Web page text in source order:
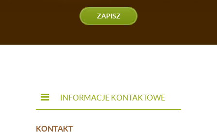
ZAPISZ
INFORMACJE KONTAKTOWE
KONTAKT